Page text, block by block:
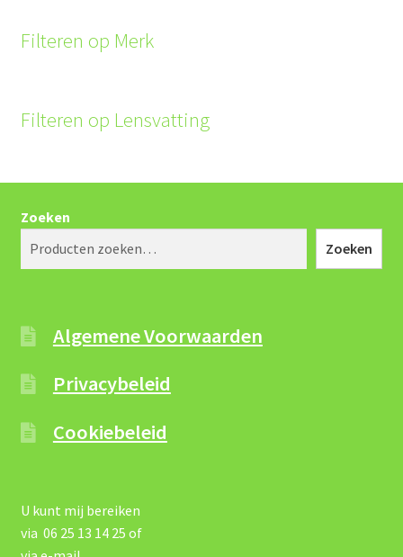
Filteren op Merk
Filteren op Lensvatting
Zoeken
Zoeken
Algemene Voorwaarden
Privacybeleid
Cookiebeleid
U kunt mij bereiken
via 06 25 13 14 25 of